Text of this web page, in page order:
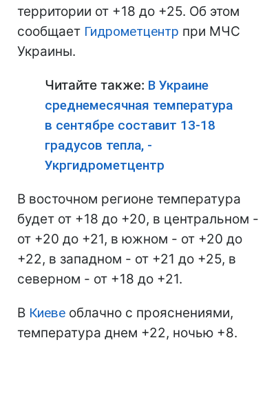
территории от +18 до +25. Об этом
сообщает Гидрометцентр при МЧС
Украины.
Читайте также: В Украине
среднемесячная температура
в сентябре составит 13-18
градусов тепла, -
Укргидрометцентр
В восточном регионе температура
будет от +18 до +20, в центральном -
от +20 до +21, в южном - от +20 до
+22, в западном - от +21 до +25, в
северном - от +18 до +21.
В Киеве облачно с прояснениями,
температура днем +22, ночью +8.